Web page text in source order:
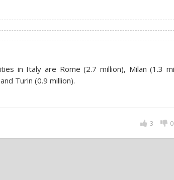
in Italy are Rome (2.7 million), Milan (1.3
Turin (0.9 million).
0
3